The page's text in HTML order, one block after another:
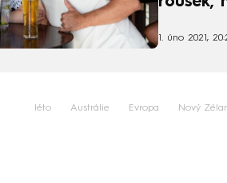
1. úno 2021,
léto Austrálie Evropa Nový